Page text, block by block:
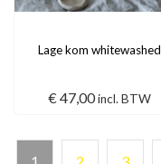
Lage kom whitewashed
€47,00 incl. BTW